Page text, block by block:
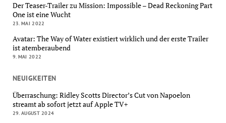
Der Teaser-Trailer zu Mission: Impossible – Dead Reckoning Part
One ist eine Wucht
23. MAI 2022
Avatar: The Way of Water existiert wirklich und der erste Trailer
ist atemberaubend
9. MAI 2022
NEUIGKEITEN
Überraschung: Ridley Scotts Director’s Cut von Napoelon
streamt ab sofort jetzt auf Apple TV+
29. AUGUST 2024